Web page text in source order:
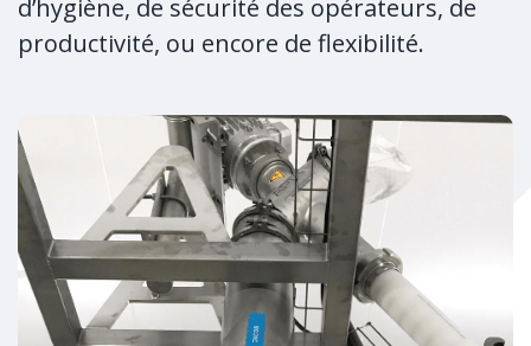
d’hygiène, de sécurité des opérateurs, de
productivité, ou encore de flexibilité.